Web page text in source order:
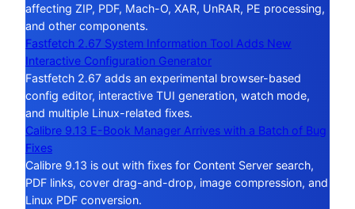
affecting ZIP, PDF, Mach-O, XAR, UnRAR, PE processing,
and other components.
Fastfetch 2.67 System Information Tool Adds New
Interactive Configuration Generator
Fastfetch 2.67 adds an experimental browser-based
config editor, interactive TUI generation, watch mode,
and multiple Linux-related fixes.
Calibre 9.13 E-Book Manager Arrives with a Batch of Bug
Fixes
Calibre 9.13 is out with fixes for Content Server search,
PDF links, cover drag-and-drop, image compression, and
Linux PDF conversion.